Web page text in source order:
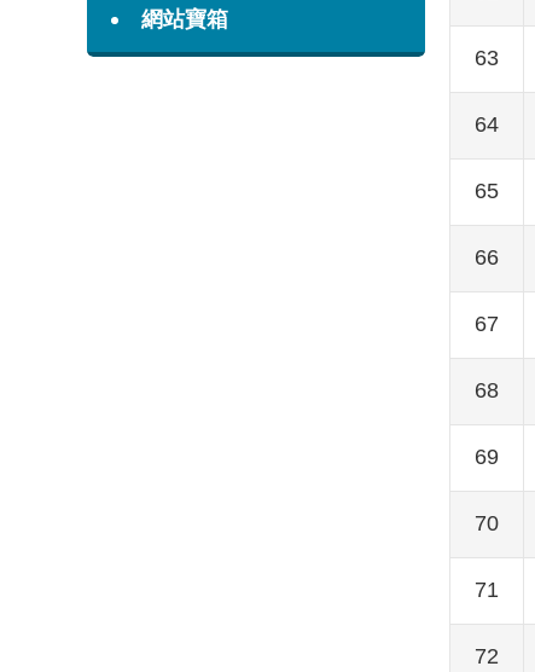
網站寶箱
63
64
65
66
67
68
69
70
71
72